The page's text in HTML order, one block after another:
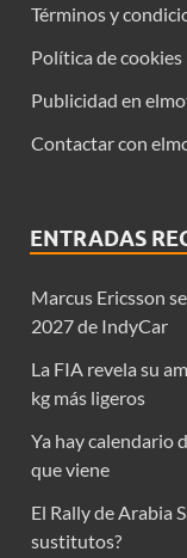
Términos y
Política de cookies
Publicidad en
Contactar con
ENTRADAS
Marcus Ericsson
2027 de IndyCar
La FIA revela su
kg más ligeros
Ya hay calendario
que viene
El Rally de Arabia
sustitutos?